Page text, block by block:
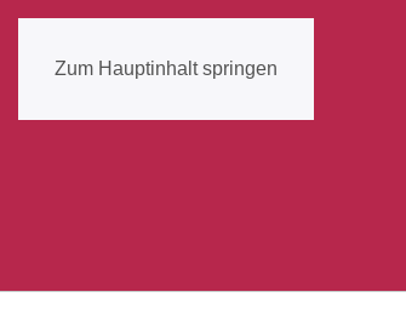
Zum Hauptinhalt springen